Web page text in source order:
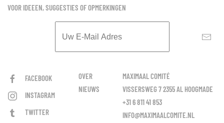
VOOR IDEEEN, SUGGESTIES OF OPMERKINGEN
FACEBOOK
INSTAGRAM
TWITTER
OVER
NIEUWS
MAXIMAAL COMITÉ
VISSERSWEG 7 2355 AL HOOGMADE
+31 6 811 41 853
INFO@MAXIMAALCOMITE.NL